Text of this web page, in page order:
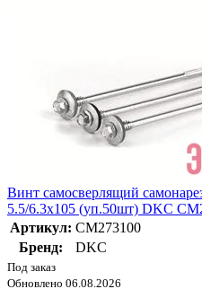
Винт самосверлящий
5.5/6.3х105 (уп.50шт) DKC
Артикул: CM273100
Бренд:
DKC
Под заказ
Обновлено 06.08.2026